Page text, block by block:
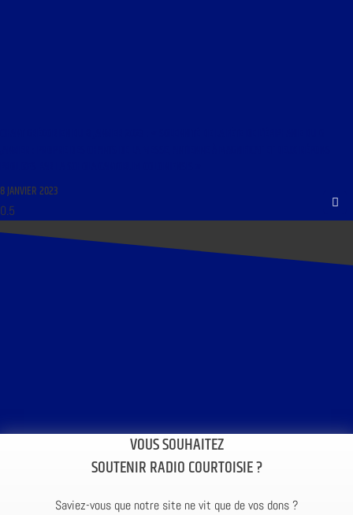
8 JANVIER 2023
VOUS SOUHAITEZ
SOUTENIR RADIO COURTOISIE ?
Saviez-vous que notre site ne vit que de vos dons ?